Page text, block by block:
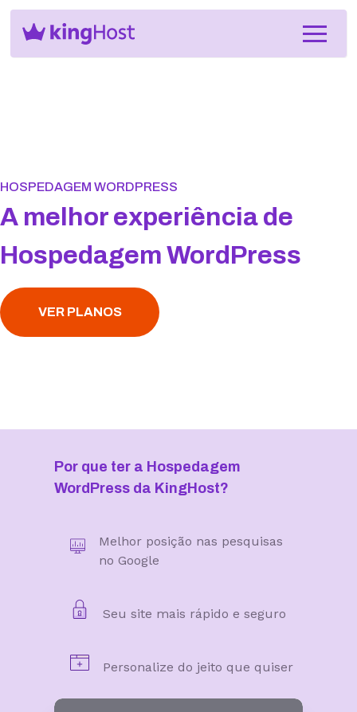
HOSPEDAGEM WORDPRESS
A melhor experiência de
Hospedagem WordPress
VER PLANOS
Por que ter a Hospedagem
WordPress da KingHost?
Melhor posição nas pesquisas
no Google
Seu site mais rápido e seguro
Personalize do jeito que quiser